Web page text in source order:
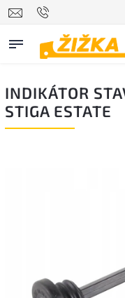
INDIKÁTOR
STIGA ESTATE